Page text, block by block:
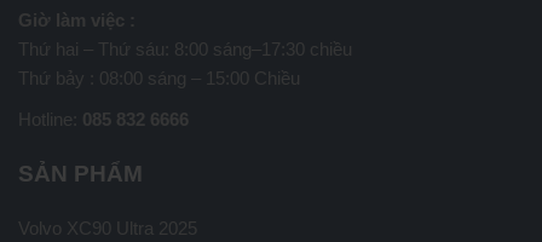
Giờ làm việc :
Thứ hai – Thứ sáu: 8:00 sáng–17:30 chiều
Thứ bảy : 08:00 sáng – 15:00 Chiều
Hotline: 085 832 6666
SẢN PHẨM
Volvo XC90 Ultra 2025